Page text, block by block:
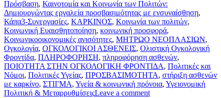
Πρόσβαση, Καινοτομία και Κοινωνία των Πολιτών:
Δημιουργώντας εργαλεία προσβασιμότητας με ενσυναίσθηση,
Κάπα3-Συνεργασίες, ΚΑΡΚΙΝΟΣ, Κοινωνία των πολιτών,
Κοινωνική Ευαισθητοποίηση, κοινωνική προσφορά,
Κοινωνικοοικονομικές ανισότητες, ΜΗΤΡΩΟ ΝΕΟΠΛΑΣΙΩΝ,
Ογκολογία, ΟΓΚΟΛΟΓΙΚΟΙ ΑΣΘΕΝΕΙΣ, Ολιστική Ογκολογική
Φροντίδα, ΠΛΗΡΟΦΟΡΗΣΗ, πληροφόρηση ασθενών,
ΠΟΙΟΤΗΤΑ ΣΤΗΝ ΟΓΚΟΛΟΓΙΚΗ ΦΡΟΝΤΙΔΑ, Πολιτικές και
Νόμοι, Πολιτικές Υγείας, ΠΡΟΣΒΑΣΙΜΟΤΗΤΑ, στήριξη ασθενών
με καρκίνο, ΣΤΙΓΜΑ, Υγεία & κοινωνική πρόνοια, Υγειονομική
Πολιτική & ΜεταρρυθμίσειςLeave a comment